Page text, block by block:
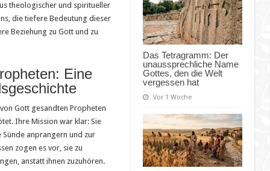
Das Tetragramm: Der
unaussprechliche Name
Gottes, den die Welt
vergessen hat
Vor 1 Woche
theologischer und spiritueller
die tiefere Bedeutung dieser
Beziehung zu Gott und zu
Eine
Gott gesandten Propheten
Ihre Mission war klar: Sie
Sünde anprangern und zur
zogen es vor, sie zu
anstatt ihnen zuzuhören.